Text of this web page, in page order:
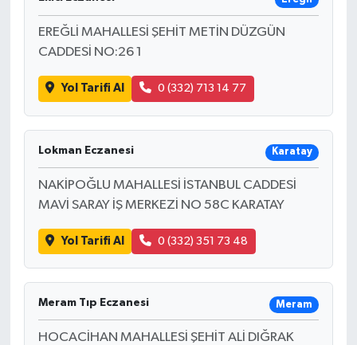
EREĞLİ MAHALLESİ ŞEHİT METİN DÜZGÜN
CADDESİ NO:26 1
Yol Tarifi Al 0 (332) 713 14 77
Lokman Eczanesi Karatay
NAKİPOĞLU MAHALLESİ İSTANBUL CADDESİ
MAVİ SARAY İŞ MERKEZİ NO 58C KARATAY
Yol Tarifi Al 0 (332) 351 73 48
Meram Tıp Eczanesi Meram
HOCACİHAN MAHALLESİ ŞEHİT ALİ DIĞRAK